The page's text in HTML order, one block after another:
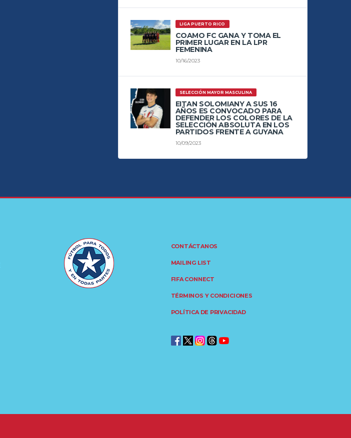
LIGA PUERTO RICO
COAMO FC GANA Y TOMA EL
PRIMER LUGAR EN LA LPR
FEMENINA
10/16/2023
SELECCIÓN MAYOR MASCULINA
EITAN SOLOMIANY A SUS 16
AÑOS ES CONVOCADO PARA
DEFENDER LOS COLORES DE LA
SELECCIÓN ABSOLUTA EN LOS
PARTIDOS FRENTE A GUYANA
10/09/2023
CONTÁCTANOS
MAILING LIST
FIFA CONNECT
TÉRMINOS Y CONDICIONES
POLÍTICA DE PRIVACIDAD